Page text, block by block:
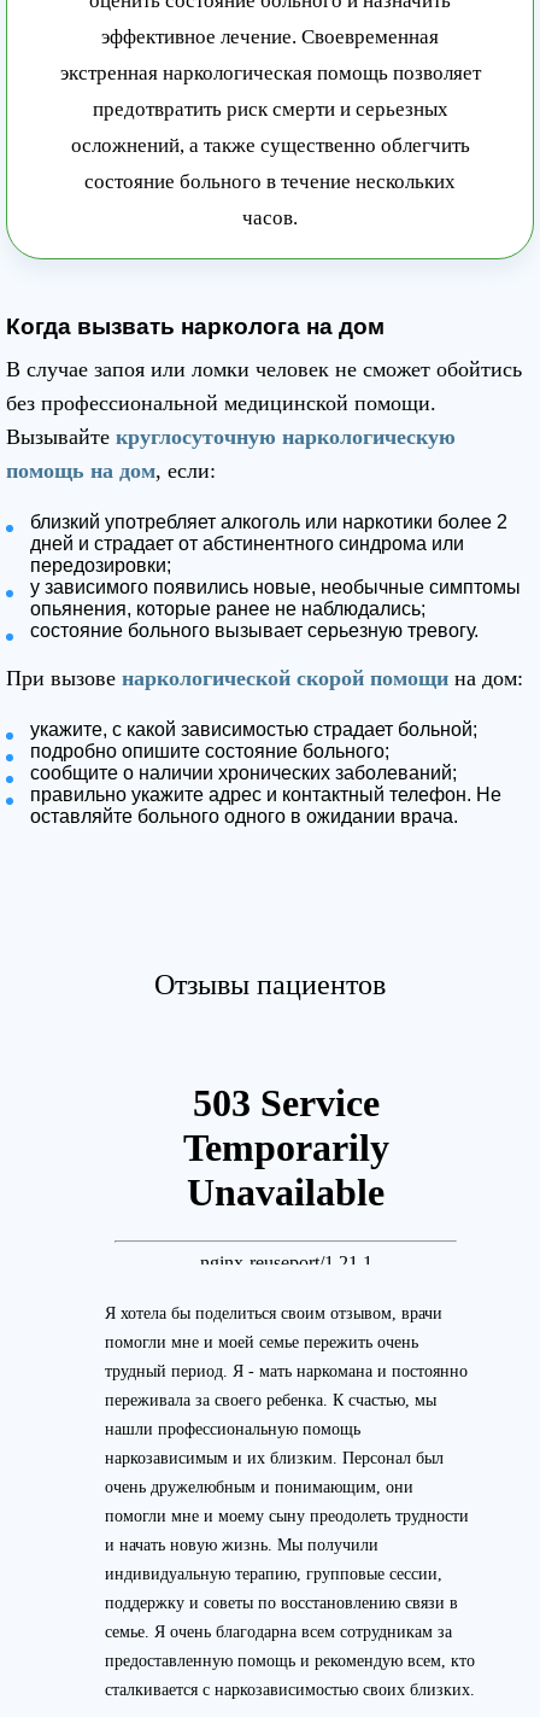
эффективное лечение. Своевременная
экстренная наркологическая помощь позволяет
предотвратить риск смерти и серьезных
осложнений, а также существенно облегчить
состояние больного в течение нескольких
часов.
Когда вызвать нарколога на дом
В случае запоя или ломки человек не сможет обойтись
без профессиональной медицинской помощи.
Вызывайте круглосуточную наркологическую
помощь на дом, если:
близкий употребляет алкоголь или наркотики более 2
дней и страдает от абстинентного синдрома или
передозировки;
у зависимого появились новые, необычные симптомы
опьянения, которые ранее не наблюдались;
состояние больного вызывает серьезную тревогу.
При вызове наркологической скорой помощи на дом:
укажите, с какой зависимостью страдает больной;
подробно опишите состояние больного;
сообщите о наличии хронических заболеваний;
правильно укажите адрес и контактный телефон. Не
оставляйте больного одного в ожидании врача.
Отзывы пациентов
Я хотела бы поделиться своим отзывом, врачи
помогли мне и моей семье пережить очень
трудный период. Я - мать наркомана и постоянно
переживала за своего ребенка. К счастью, мы
нашли профессиональную помощь
наркозависимым и их близким. Персонал был
очень дружелюбным и понимающим, они
помогли мне и моему сыну преодолеть трудности
и начать новую жизнь. Мы получили
индивидуальную терапию, групповые сессии,
поддержку и советы по восстановлению связи в
семье. Я очень благодарна всем сотрудникам за
предоставленную помощь и рекомендую всем, кто
сталкивается с наркозависимостью своих близких.